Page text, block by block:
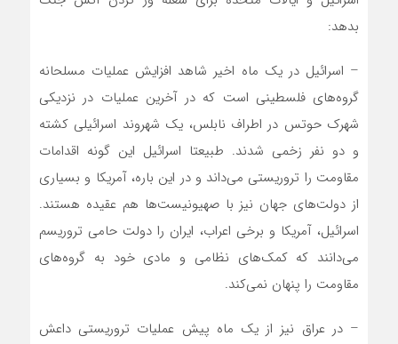
بدهد:
– اسرائیل در یک ماه اخیر شاهد افزایش عملیات مسلحانه
گروه‌های فلسطینی است که در آخرین عملیات در نزدیکی
شهرک حوتس در اطراف نابلس، یک شهروند اسرائیلی کشته
و دو نفر زخمی شدند. طبیعتا اسرائیل این گونه اقدامات
مقاومت را تروریستی می‌داند و در این باره، آمریکا و بسیاری
از دولت‌های جهان نیز با صهیونیست‌ها هم عقیده هستند.
اسرائیل، آمریکا و برخی اعراب، ایران را دولت حامی تروریسم
می‌دانند که کمک‌های نظامی و مادی خود به گروه‌های
مقاومت را پنهان نمی‌کند.
– در عراق نیز از یک ماه پیش عملیات تروریستی داعش